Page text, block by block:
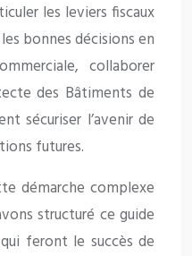
les leviers fiscaux
bonnes décisions en
collaborer
des Bâtiments de
sécuriser l’avenir de
futures.
démarche complexe
structuré ce guide
feront le succès de